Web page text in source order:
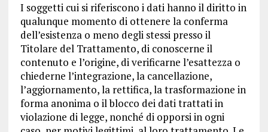
I soggetti cui si riferiscono i dati hanno il diritto in
qualunque momento di ottenere la conferma
dell’esistenza o meno degli stessi presso il
Titolare del Trattamento, di conoscerne il
contenuto e l’origine, di verificarne l’esattezza o
chiederne l’integrazione, la cancellazione,
l’aggiornamento, la rettifica, la trasformazione in
forma anonima o il blocco dei dati trattati in
violazione di legge, nonché di opporsi in ogni